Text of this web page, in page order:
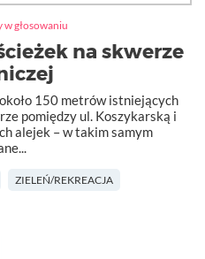
głosowaniu
na skwerze
150 metrów istniejących
pomiędzy ul. Koszykarską i
alejek – w takim samym
ZIELEŃ/REKREACJA